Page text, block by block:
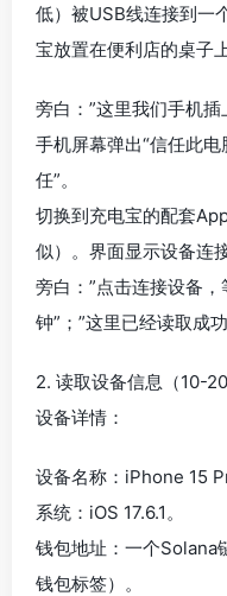
低）被USB线连接到一
宝放置在便利店的桌子
旁白：”这里我们手机插
手机屏幕弹出“信任此
任”。
切换到充电宝的配套
似）。界面显示设备连
旁白：”点击连接设备
钟”；”这里已经读取成功
2. 读取设备信息（10-
设备详情：
设备名称：iPhone 15
系统：iOS 17.6.1。
钱包地址：一个Solana
钱包标签）。